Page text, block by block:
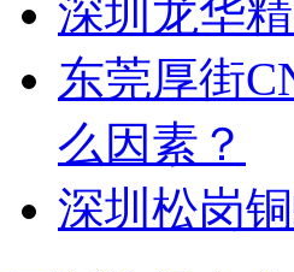
深圳龙华
东莞厚街
么因素？
深圳松岗